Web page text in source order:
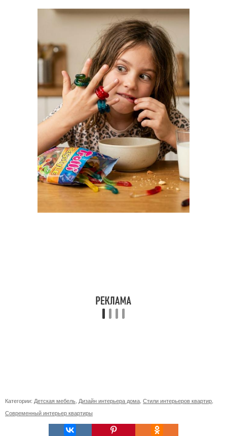
Категории: Детская мебель Дизайн интерьера дома Стили интерьеров квартир
Современный интерьер квартиры